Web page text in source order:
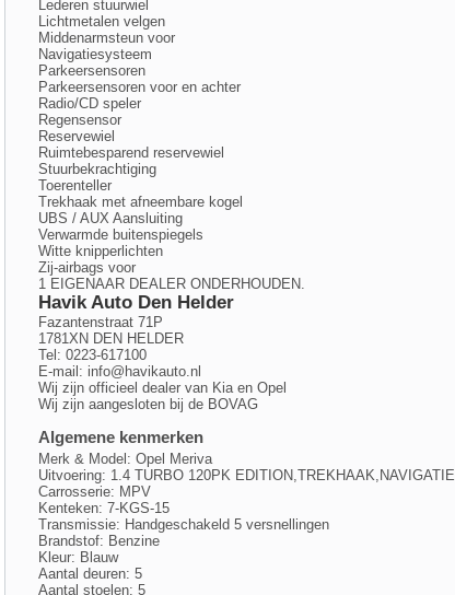
Lederen stuurwiel
Lichtmetalen velgen
Middenarmsteun voor
Navigatiesysteem
Parkeersensoren
Parkeersensoren voor en achter
Radio/CD speler
Regensensor
Reservewiel
Ruimtebesparend reservewiel
Stuurbekrachtiging
Toerenteller
Trekhaak met afneembare kogel
UBS / AUX Aansluiting
Verwarmde buitenspiegels
Witte knipperlichten
Zij-airbags voor
1 EIGENAAR DEALER ONDERHOUDEN.
Havik Auto Den Helder
Fazantenstraat 71P
1781XN DEN HELDER
Tel: 0223-617100
E-mail: info@havikauto.nl
Wij zijn officieel dealer van Kia en Opel
Wij zijn aangesloten bij de BOVAG
Algemene kenmerken
Merk & Model: Opel Meriva
Uitvoering: 1.4 TURBO 120PK EDITION,TREKHAAK,NAVIGATIE
Carrosserie: MPV
Kenteken: 7-KGS-15
Transmissie: Handgeschakeld 5 versnellingen
Brandstof: Benzine
Kleur: Blauw
Aantal deuren: 5
Aantal stoelen: 5